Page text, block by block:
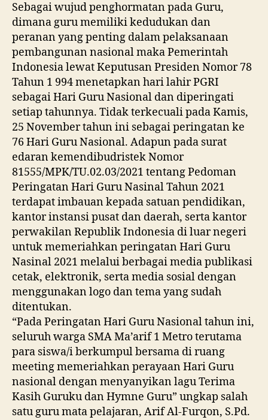
Sebagai wujud penghormatan pada Guru,
dimana guru memiliki kedudukan dan
peranan yang penting dalam pelaksanaan
pembangunan nasional maka Pemerintah
Indonesia lewat Keputusan Presiden Nomor 78
Tahun 1 994 menetapkan hari lahir PGRI
sebagai Hari Guru Nasional dan diperingati
setiap tahunnya. Tidak terkecuali pada Kamis,
25 November tahun ini sebagai peringatan ke
76 Hari Guru Nasional. Adapun pada surat
edaran kemendibudristek Nomor
81555/MPK/TU.02.03/2021 tentang Pedoman
Peringatan Hari Guru Nasinal Tahun 2021
terdapat imbauan kepada satuan pendidikan,
kantor instansi pusat dan daerah, serta kantor
perwakilan Republik Indonesia di luar negeri
untuk memeriahkan peringatan Hari Guru
Nasinal 2021 melalui berbagai media publikasi
cetak, elektronik, serta media sosial dengan
menggunakan logo dan tema yang sudah
ditentukan.
“Pada Peringatan Hari Guru Nasional tahun ini,
seluruh warga SMA Ma’arif 1 Metro terutama
para siswa/i berkumpul bersama di ruang
meeting memeriahkan perayaan Hari Guru
nasional dengan menyanyikan lagu Terima
Kasih Guruku dan Hymne Guru” ungkap salah
satu guru mata pelajaran, Arif Al-Furqon, S.Pd.